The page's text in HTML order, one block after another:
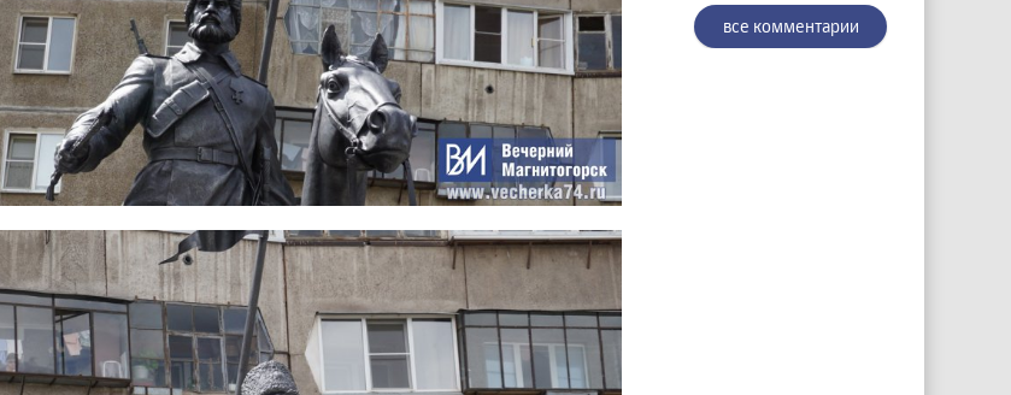
все комментарии